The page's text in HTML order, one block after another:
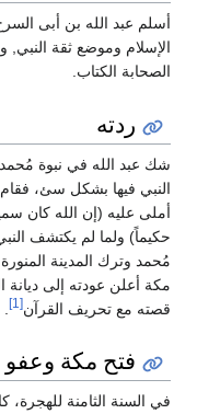
أسلم عبد الله بن أبى
الإسلام وموضع ثقة النبي,
الصحابة الكتاب.
ردته
شك عبد الله في نبوة مُحمد
النبي فيها بشكل سئ، فقام
أملى عليه (إن الله كان
حكيماً) ولما لم يكتشف
مُحمد وترك المدينة
مكة أعلن عودته إلى
قصته مع تحريف القرآن[1]
فتح مكة وعفو
في السنة الثامنة